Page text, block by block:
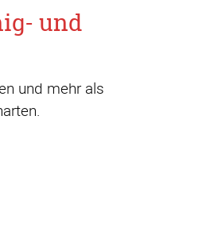
und
und mehr als